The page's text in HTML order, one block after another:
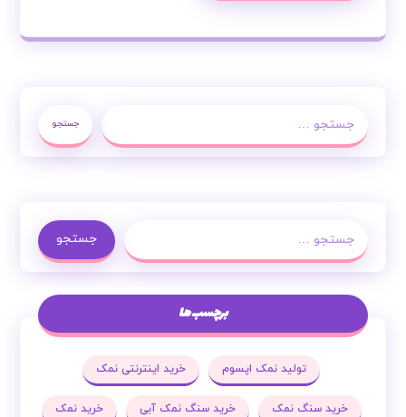
جستجو
جستجو
برچسب ها
تولید نمک اپسوم خرید اینترنتی نمک
خرید سنگ نمک خرید سنگ نمک آبی خرید نمک